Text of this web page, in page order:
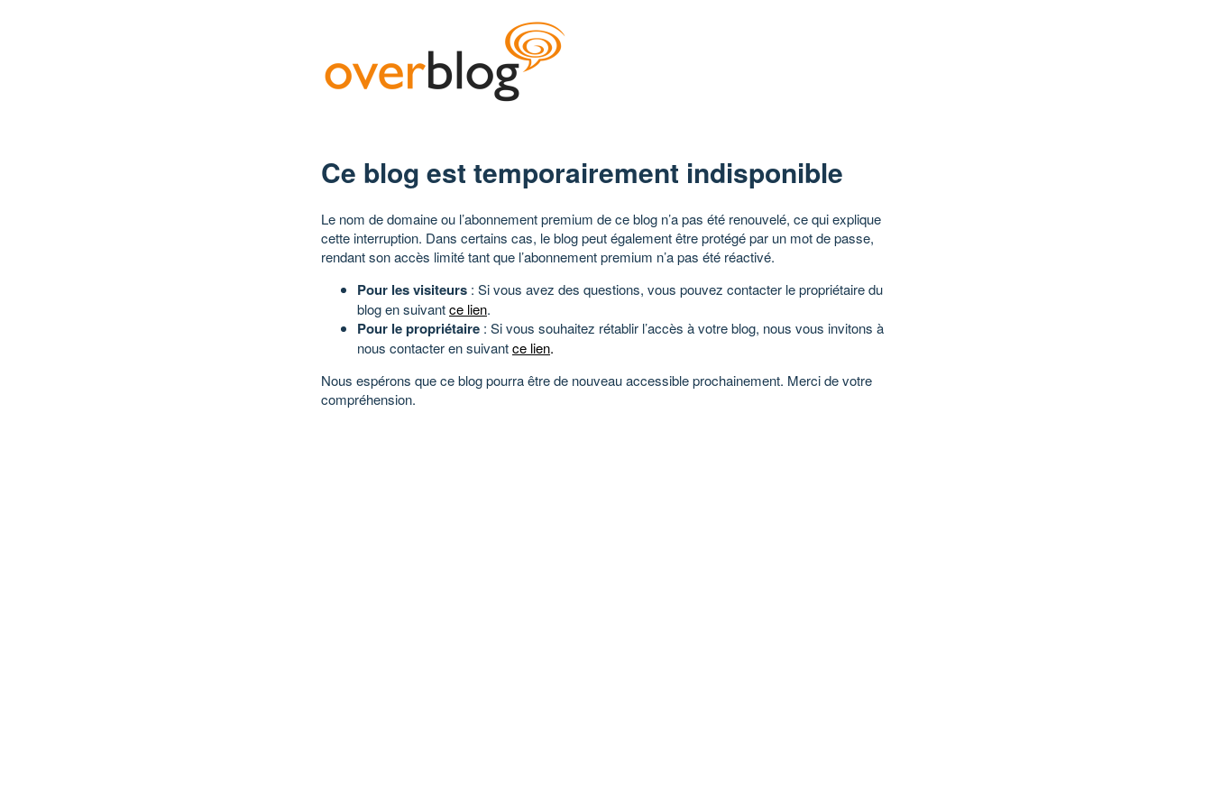
Ce blog est temporairement indisponible
Le nom de domaine ou l’abonnement premium de ce blog n’a pas été renouvelé, ce qui explique
cette interruption. Dans certains cas, le blog peut également être protégé par un mot de passe,
rendant son accès limité tant que l’abonnement premium n’a pas été réactivé.
Pour les visiteurs : Si vous avez des questions, vous pouvez contacter le propriétaire du
blog en suivantce lien.
Pour le propriétaire : Si vous souhaitez rétablir l’accès à votre blog, nous vous invitons à
nous contacter en suivantce lien.
Nous espérons que ce blog pourra être de nouveau accessible prochainement. Merci de votre
compréhension.